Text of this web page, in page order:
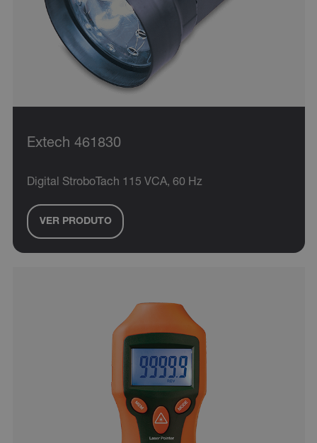
Extech 461830
Digital StroboTach 115 VCA, 60 Hz
VER PRODUTO